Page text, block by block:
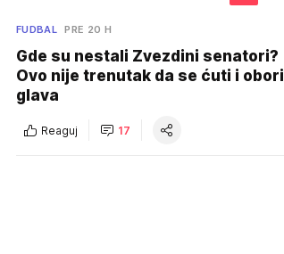
FUDBAL PRE 20 H
Gde su nestali Zvezdini senatori?
Ovo nije trenutak da se ćuti i obori
glava
Reaguj 17